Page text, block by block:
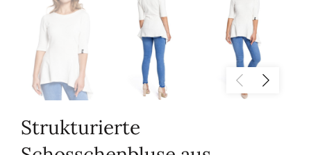
Strukturierte